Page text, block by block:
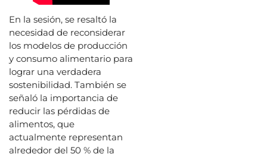
En la sesión, se resaltó la
necesidad de reconsiderar
los modelos de producción
y consumo alimentario para
lograr una verdadera
sostenibilidad. También se
señaló la importancia de
reducir las pérdidas de
alimentos, que
actualmente representan
alrededor del 50 % de la